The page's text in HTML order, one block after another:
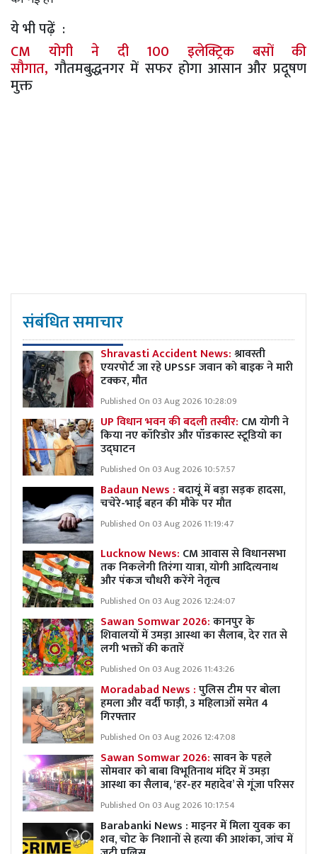
ये भी पढ़ें :
CM योगी ने दी 100 इलेक्ट्रिक बसों की
सौगात, गौतमबुद्धनगर में सफर होगा आसान और प्रदूषण
मुक्त
संबंधित समाचार
Shravasti Accident News:श्रावस्ती
एयरपोर्ट जा रहे UPSSF जवान को बाइक ने मारी
टक्कर, मौत
Published On 03 Aug 2026 10:28:09
UP विधान भवन की बदली तस्वीर: CM योगी ने
किया नए कॉरिडोर और पॉडकास्ट स्टूडियो का
उद्घाटन
Published On 03 Aug 2026 10:57:57
Badaun News :बदायूं में बड़ा सड़क हादसा,
चचेरे-भाई बहन की मौके पर मौत
Published On 03 Aug 2026 11:19:47
Lucknow News: CM आवास से विधानसभा
तक निकलेगी तिरंगा यात्रा, योगी आदित्यनाथ
और पंकज चौधरी करेंगे नेतृत्व
Published On 03 Aug 2026 12:24:07
Sawan Somwar 2026:कानपुर के
शिवालयों में उमड़ा आस्था का सैलाब, देर रात से
लगी भक्तों की कतारें
Published On 03 Aug 2026 11:43:26
Moradabad News :पुलिस टीम पर बोला
हमला और वर्दी फाड़ी, 3 महिलाओं समेत 4
गिरफ्तार
Published On 03 Aug 2026 12:47:08
Sawan Somwar 2026:सावन के पहले
सोमवार को बाबा विभूतिनाथ मंदिर में उमड़ा
आस्था का सैलाब, ‘हर-हर महादेव’ से गूंजा परिसर
Published On 03 Aug 2026 10:17:54
Barabanki News : माइनर में मिला युवक का
शव, चोट के निशानों से हत्या की आशंका, जांच में